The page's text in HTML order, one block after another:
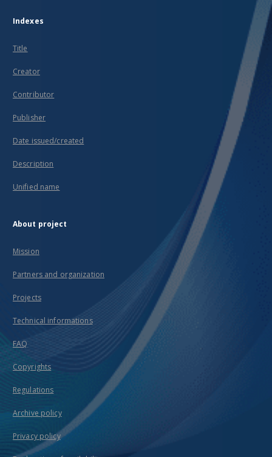
Indexes
Title
Creator
Contributor
Publisher
Date issued/created
Description
Unified name
About project
Mission
Partners and organization
Projects
Technical informations
FAQ
Copyrights
Regulations
Archive policy
Privacy policy